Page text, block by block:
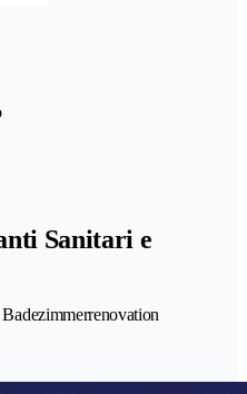
Sanitari e
Badezimmerrenovation